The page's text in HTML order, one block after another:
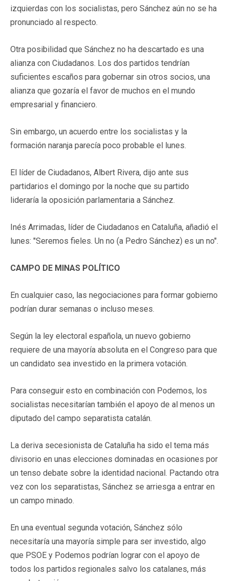
izquierdas con los socialistas, pero Sánchez aún no se ha
pronunciado al respecto.
Otra posibilidad que Sánchez no ha descartado es una
alianza con Ciudadanos. Los dos partidos tendrían
suficientes escaños para gobernar sin otros socios, una
alianza que gozaría el favor de muchos en el mundo
empresarial y financiero.
Sin embargo, un acuerdo entre los socialistas y la
formación naranja parecía poco probable el lunes.
El líder de Ciudadanos, Albert Rivera, dijo ante sus
partidarios el domingo por la noche que su partido
lideraría la oposición parlamentaria a Sánchez.
Inés Arrimadas, líder de Ciudadanos en Cataluña, añadió el
lunes: "Seremos fieles. Un no (a Pedro Sánchez) es un no".
CAMPO DE MINAS POLÍTICO
En cualquier caso, las negociaciones para formar gobierno
podrían durar semanas o incluso meses.
Según la ley electoral española, un nuevo gobierno
requiere de una mayoría absoluta en el Congreso para que
un candidato sea investido en la primera votación.
Para conseguir esto en combinación con Podemos, los
socialistas necesitarían también el apoyo de al menos un
diputado del campo separatista catalán.
La deriva secesionista de Cataluña ha sido el tema más
divisorio en unas elecciones dominadas en ocasiones por
un tenso debate sobre la identidad nacional. Pactando otra
vez con los separatistas, Sánchez se arriesga a entrar en
un campo minado.
En una eventual segunda votación, Sánchez sólo
necesitaría una mayoría simple para ser investido, algo
que PSOE y Podemos podrían lograr con el apoyo de
todos los partidos regionales salvo los catalanes, más